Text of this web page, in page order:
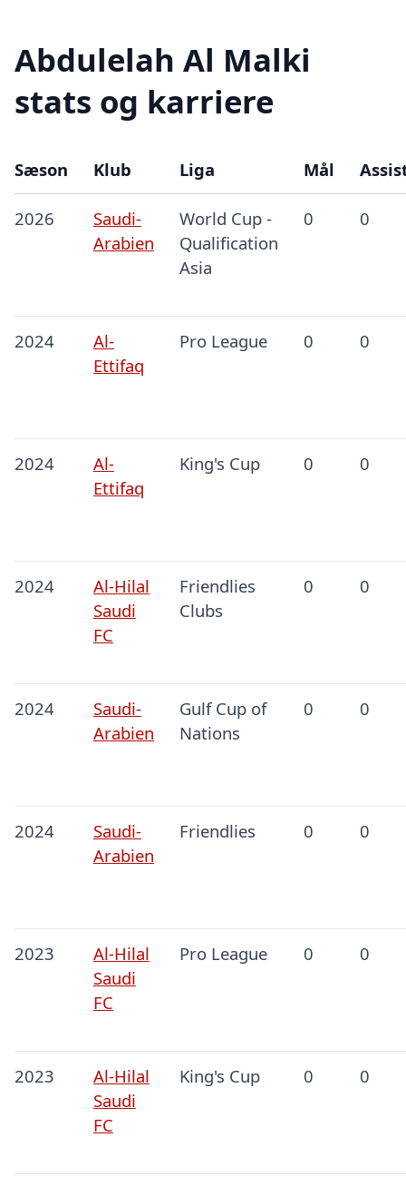
Abdulelah Al Malki
stats og karriere
Sæson Klub Liga Mål
2026
Saudi-
Arabien
World Cup -
Qualification
Asia
0 0
2024
Al-
Ettifaq
Pro League 0 0
2024
Al-
Ettifaq
King's Cup 0 0
2024
Al-Hilal
Saudi
FC
Friendlies
Clubs
0 0
2024
Saudi-
Arabien
Gulf Cup of
Nations
0 0
2024
Saudi-
Arabien
Friendlies 0 0
2023
Al-Hilal
Saudi
FC
Pro League 0 0
2023
Al-Hilal
Saudi
FC
King's Cup 0 0